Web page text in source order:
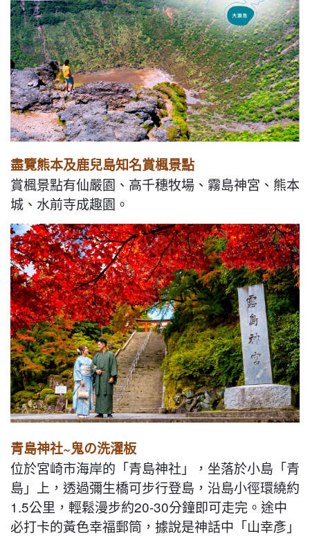
盡覽熊本及鹿兒島知名賞楓景點
賞楓景點有仙嚴園、高千穗牧場、霧島神宮、熊本
城、水前寺成趣園。
青島神社~鬼の洗濯板
位於宮崎市海岸的「青島神社」，坐落於小島「青
島」上，透過彌生橋可步行登島，沿島小徑環繞約
1.5公里，輕鬆漫步約20-30分鐘即可走完。途中
必打卡的黃色幸福郵筒，據說是神話中「山幸彥」